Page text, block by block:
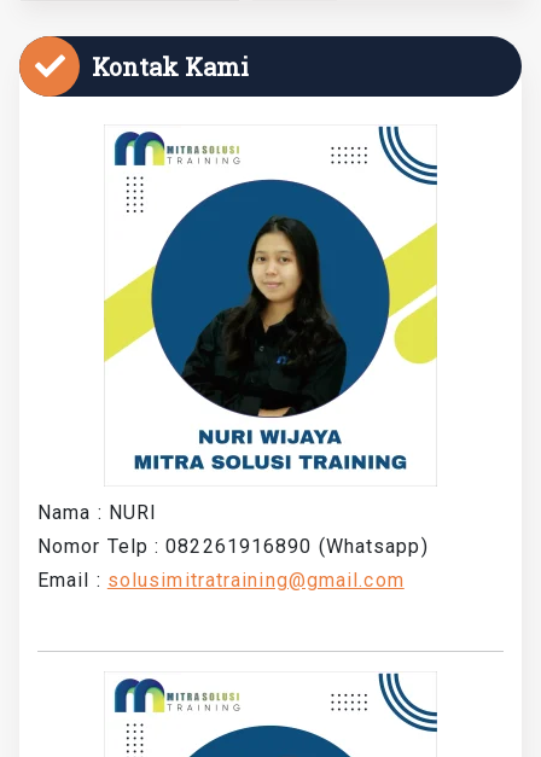
Kontak Kami
Nama : NURI
Nomor Telp : 082261916890 (Whatsapp)
Email : solusimitratraining@gmail.com